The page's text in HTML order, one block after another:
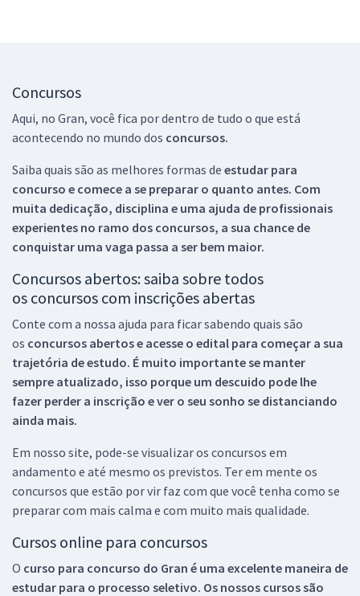
Concursos
Aqui, no Gran, você fica por dentro de tudo o que está
acontecendo no mundo dos concursos.
Saiba quais são as melhores formas de estudar para
concurso e comece a se preparar o quanto antes. Com
muita dedicação, disciplina e uma ajuda de profissionais
experientes no ramo dos concursos, a sua chance de
conquistar uma vaga passa a ser bem maior.
Concursos abertos: saiba sobre todos
os concursos com inscrições abertas
Conte com a nossa ajuda para ficar sabendo quais são
os concursos abertos e acesse o edital para começar a sua
trajetória de estudo. É muito importante se manter
sempre atualizado, isso porque um descuido pode lhe
fazer perder a inscrição e ver o seu sonho se distanciando
ainda mais.
Em nosso site, pode-se visualizar os concursos em
andamento e até mesmo os previstos. Ter em mente os
concursos que estão por vir faz com que você tenha como se
preparar com mais calma e com muito mais qualidade.
Cursos online para concursos
O curso para concurso do Gran é uma excelente maneira de
estudar para o processo seletivo. Os nossos cursos são